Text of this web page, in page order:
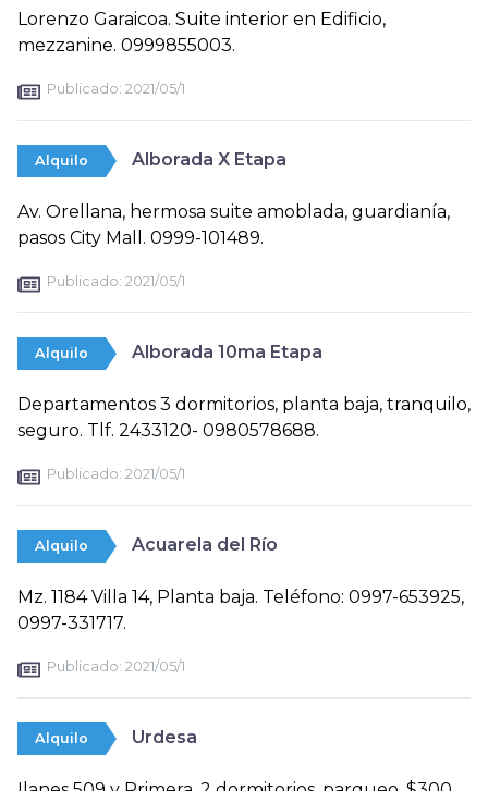
Lorenzo Garaicoa. Suite interior en Edificio,
mezzanine. 0999855003.
Publicado: 2021/05/1
Alquilo Alborada X Etapa
Av. Orellana, hermosa suite amoblada, guardianía,
pasos City Mall. 0999-101489.
Publicado: 2021/05/1
Alquilo Alborada 10ma Etapa
Departamentos 3 dormitorios, planta baja, tranquilo,
seguro. Tlf. 2433120- 0980578688.
Publicado: 2021/05/1
Alquilo Acuarela del Río
Mz. 1184 Villa 14, Planta baja. Teléfono: 0997-653925,
0997-331717.
Publicado: 2021/05/1
Alquilo Urdesa